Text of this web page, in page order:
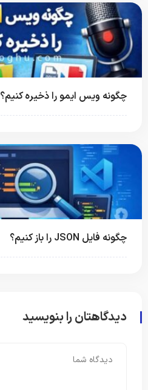
چگونه ویس ایمو را ذخیره کنیم؟
چگونه فایل JSON را باز کنیم؟
دیدگاهتان را بنویسید